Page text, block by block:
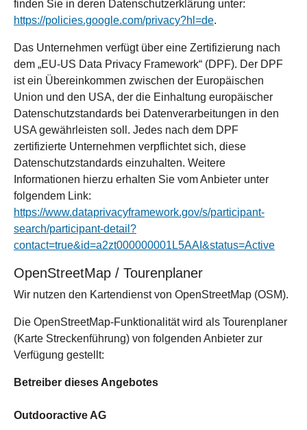
finden Sie in deren Datenschutzerklärung unter:
https://policies.google.com/privacy?hl=de.
Das Unternehmen verfügt über eine Zertifizierung nach
dem „EU-US Data Privacy Framework“ (DPF). Der DPF
ist ein Übereinkommen zwischen der Europäischen
Union und den USA, der die Einhaltung europäischer
Datenschutzstandards bei Datenverarbeitungen in den
USA gewährleisten soll. Jedes nach dem DPF
zertifizierte Unternehmen verpflichtet sich, diese
Datenschutzstandards einzuhalten. Weitere
Informationen hierzu erhalten Sie vom Anbieter unter
folgendem Link:
https://www.dataprivacyframework.gov/s/participant-
search/participant-detail?
contact=true&id=a2zt000000001L5AAI&status=Active
OpenStreetMap / Tourenplaner
Wir nutzen den Kartendienst von OpenStreetMap (OSM).
Die OpenStreetMap-Funktionalität wird als Tourenplaner
(Karte Streckenführung) von folgenden Anbieter zur
Verfügung gestellt:
Betreiber dieses Angebotes
Outdooractive AG